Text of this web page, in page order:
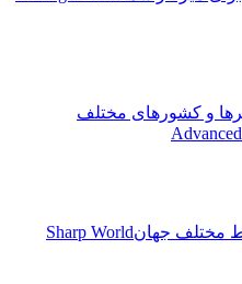
و کشورهای مختلف
مختلف جهانSharp World